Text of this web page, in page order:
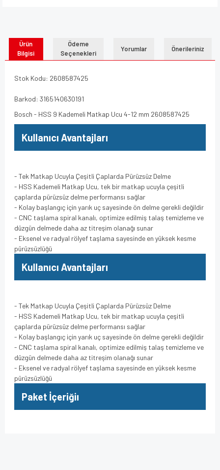
Ürün
Bilgisi
Ödeme
Seçenekleri
Yorumlar Önerileriniz
Stok Kodu: 2608587425
Barkod: 3165140630191
Bosch - HSS 9 Kademeli Matkap Ucu 4-12 mm 2608587425
Kullanıcı Avantajları
- Tek Matkap Ucuyla Çeşitli Çaplarda Pürüzsüz Delme
- HSS Kademeli Matkap Ucu, tek bir matkap ucuyla çeşitli
çaplarda pürüzsüz delme performansı sağlar
- Kolay başlangıç için yarık uç sayesinde ön delme gerekli değildir
- CNC taşlama spiral kanalı, optimize edilmiş talaş temizleme ve
düzgün delmede daha az titreşim olanağı sunar
- Eksenel ve radyal rölyef taşlama sayesinde en yüksek kesme
pürüzsüzlüğü
Kullanıcı Avantajları
- Tek Matkap Ucuyla Çeşitli Çaplarda Pürüzsüz Delme
- HSS Kademeli Matkap Ucu, tek bir matkap ucuyla çeşitli
çaplarda pürüzsüz delme performansı sağlar
- Kolay başlangıç için yarık uç sayesinde ön delme gerekli değildir
- CNC taşlama spiral kanalı, optimize edilmiş talaş temizleme ve
düzgün delmede daha az titreşim olanağı sunar
- Eksenel ve radyal rölyef taşlama sayesinde en yüksek kesme
pürüzsüzlüğü
Paket İçeriğiı